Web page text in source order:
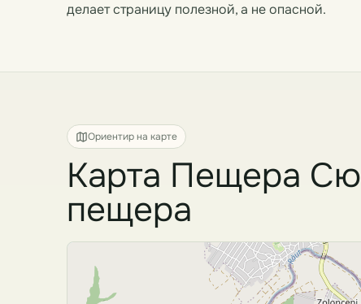
делает страницу полезной, а не опасной.
Ориентир на карте
Карта Пещера
пещера